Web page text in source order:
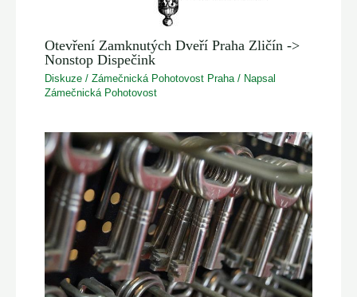
Otevření Zamknutých Dveří Praha Zličín ->
Nonstop Dispečink
Diskuze /Zámečnická Pohotovost Praha/ Napsal
Zámečnická Pohotovost